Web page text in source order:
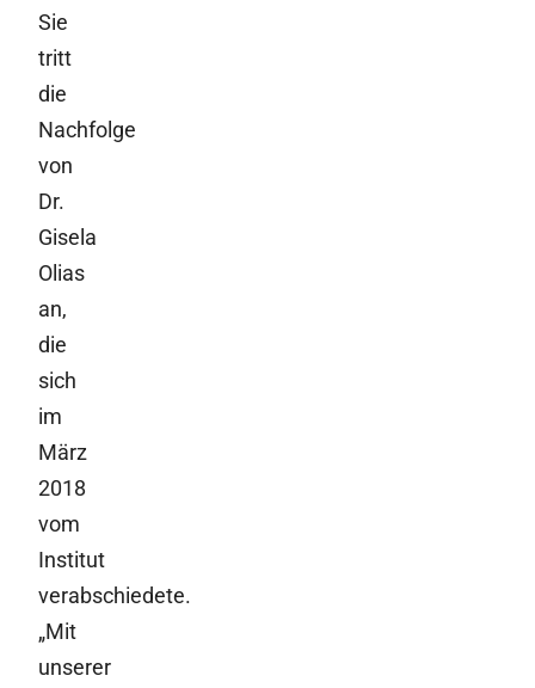
Sie
tritt
die
Nachfolge
von
Dr.
Gisela
Olias
an,
die
sich
im
März
2018
vom
Institut
verabschiedete.
„Mit
unserer